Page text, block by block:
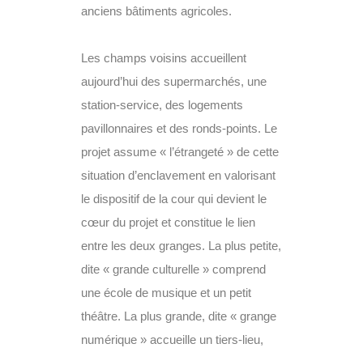
anciens bâtiments agricoles.
Les champs voisins accueillent
aujourd’hui des supermarchés, une
station-service, des logements
pavillonnaires et des ronds-points. Le
projet assume « l’étrangeté » de cette
situation d’enclavement en valorisant
le dispositif de la cour qui devient le
cœur du projet et constitue le lien
entre les deux granges. La plus petite,
dite « grande culturelle » comprend
une école de musique et un petit
théâtre. La plus grande, dite « grange
numérique » accueille un tiers-lieu,